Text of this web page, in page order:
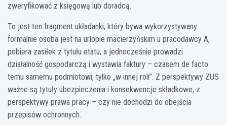
zweryfikować z księgową lub doradcą.
To jest ten fragment układanki, który bywa wykorzystywany:
formalnie osoba jest na urlopie macierzyńskim u pracodawcy A,
pobiera zasiłek z tytułu etatu, a jednocześnie prowadzi
działalność gospodarczą i wystawia faktury – czasem de facto
temu samemu podmiotowi, tylko „w innej roli”. Z perspektywy ZUS
ważne są tytuły ubezpieczenia i konsekwencje składkowe, z
perspektywy prawa pracy – czy nie dochodzi do obejścia
przepisów ochronnych.